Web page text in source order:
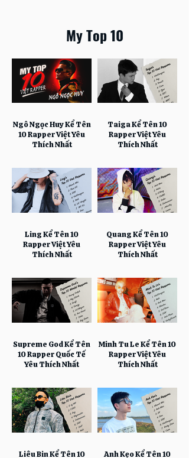
My ​Top 10
Ngô Ngọc Huy Kể Tên
10 Rapper Việt Yêu
Thích Nhất
Taiga Kể Tên 10
Rapper Việt Yêu
Thích Nhất
Ling Kể Tên 10
Rapper Việt Yêu
Thích Nhất
Quang Kể Tên 10
Rapper Việt Yêu
Thích Nhất
Supreme God Kể Tên
10 Rapper Quốc Tế
Yêu Thích Nhất
Minh Tu Le Kể Tên 10
Rapper Việt Yêu
Thích Nhất
Liêu Bin Kể Tên 10 Anh Kẹo Kể Tên 10